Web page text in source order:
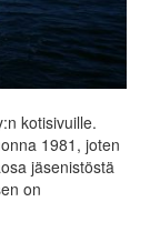
kotisivuille.
1981, joten
jäsenistöstä
on